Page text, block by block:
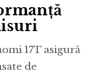
17T asigură
de